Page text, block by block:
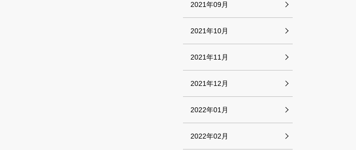
2021年09月
2021年10月
2021年11月
2021年12月
2022年01月
2022年02月